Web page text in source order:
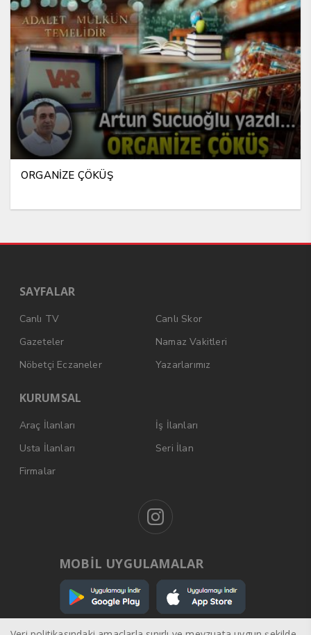
ORGANİZE ÇÖKÜŞ
SAYFALAR
Canlı TV
Canlı Skor
Gazeteler
Namaz Vakitleri
Nöbetçi Eczaneler
Yazarlarımız
KURUMSAL
Araç İlanları
İş İlanları
Usta İlanları
Seri İlan
Firmalar
MOBİL UYGULAMALAR